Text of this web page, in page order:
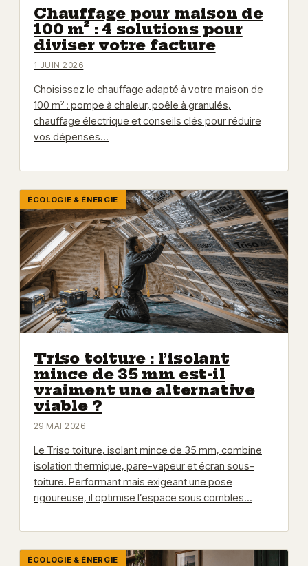
Chauffage pour maison de
100 m² : 4 solutions pour
diviser votre facture
1 JUIN 2026
Choisissez le chauffage adapté à votre maison de
100 m² : pompe à chaleur, poêle à granulés,
chauffage électrique et conseils clés pour réduire
vos dépenses…
ÉCOLOGIE & ÉNERGIE
Triso toiture : l’isolant
mince de 35 mm est-il
vraiment une alternative
viable ?
29 MAI 2026
Le Triso toiture, isolant mince de 35 mm, combine
isolation thermique, pare-vapeur et écran sous-
toiture. Performant mais exigeant une pose
rigoureuse, il optimise l’espace sous combles…
ÉCOLOGIE & ÉNERGIE